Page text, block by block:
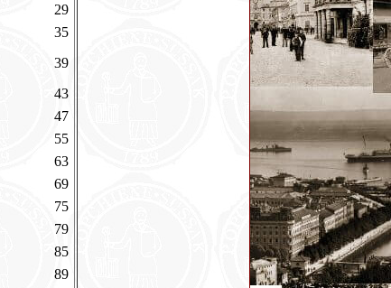
29
35
39
43
47
55
63
69
75
79
85
89